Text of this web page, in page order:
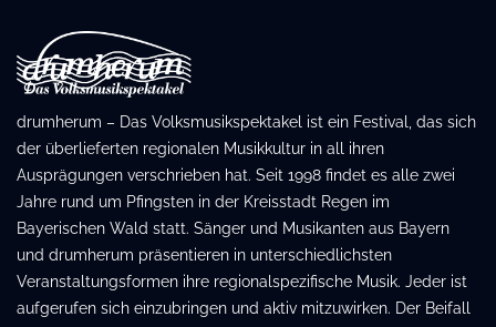
drumherum – Das Volksmusikspektakel ist ein Festival, das sich
der überlieferten regionalen Musikkultur in all ihren
Ausprägungen verschrieben hat. Seit 1998 findet es alle zwei
Jahre rund um Pfingsten in der Kreisstadt Regen im
Bayerischen Wald statt. Sänger und Musikanten aus Bayern
und drumherum präsentieren in unterschiedlichsten
Veranstaltungsformen ihre regionalspezifische Musik. Jeder ist
aufgerufen sich einzubringen und aktiv mitzuwirken. Der Beifall